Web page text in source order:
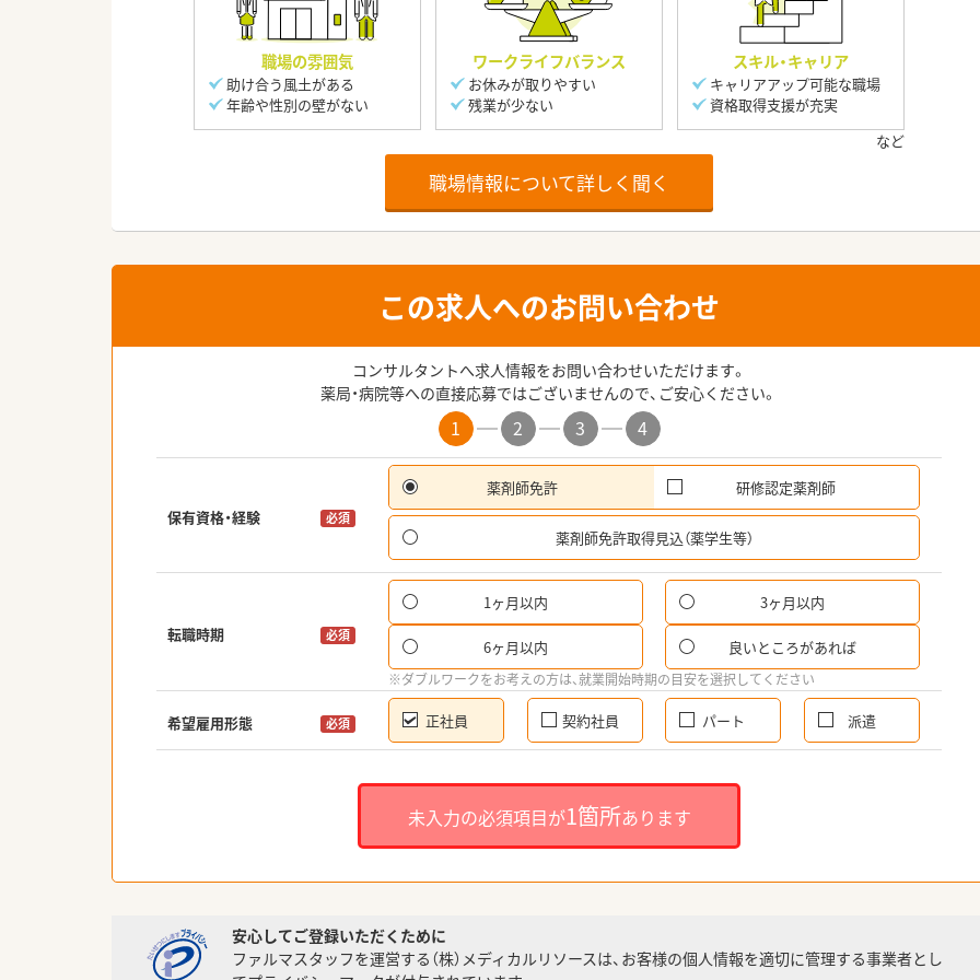
職場の雰囲気
助け合う風土がある
年齢や性別の壁がない
ワークライフバランス
お休みが取りやすい
残業が少ない
スキル・キャリア
キャリアアップ可能な職場
資格取得支援が充実
職場情報について詳しく聞く
この求人へのお問い合わせ
コンサルタントへ求人情報をお問い合わせいただけます。
薬局・病院等への直接応募ではございませんので、ご安心ください。
1 2 3 4
保有資格・経験 必須
薬剤師免許 研修認定薬剤師
薬剤師免許取得見込（薬学生等）
転職時期 必須
1ヶ月以内 3ヶ月以内
6ヶ月以内 良いところがあれば
※ダブルワークをお考えの方は、就業開始時期の目安を選択してください
希望雇用形態 必須 正社員 契約社員 パート 派遣
未入力の必須項目が1箇所あります
安心してご登録いただくために
ファルマスタッフを運営する（株）メディカルリソースは、お客様の個人情報を適切に管理する事業者とし